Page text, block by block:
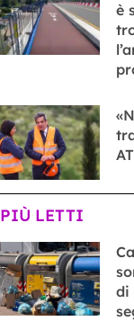
è
LETTI
di